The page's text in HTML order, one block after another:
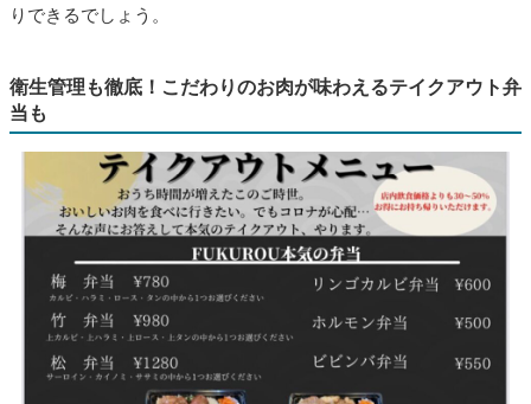
りできるでしょう。
衛生管理も徹底！こだわりのお肉が味わえるテイクアウト弁
当も